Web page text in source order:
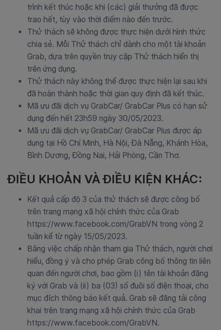
trình kết thúc hoặc khi (các) giải thưởng đã được
trao hết, tùy vào thời điểm nào đến trước.
Thử thách sẽ không được thực hiện dưới hình thức
chia sẻ. Mỗi Thử thách chỉ dành cho một tài khoản
Grab, dựa trên quyền truy cập Thử thách hiển thị
trên ứng dụng.
Thử thách này không thể được thực hiện lại sau khi
đã hoàn thành hoặc thời gian quy định đã kết thúc.
Mã ưu đãi dịch vụ GrabCar/ GrabCar Plus có hạn sử
dụng đến hết 23h59 ngày 30/05/2023.
Mã ưu đãi dịch vụ GrabCar/ GrabCar Plus được áp
dụng tại Hồ Chí Minh, Hà Nội, Đà Nẵng, Khánh Hòa,
Bình Dương, Đồng Nai, Hải Phòng, Cần Thơ.
ĐIỀU KHOẢN VÀ ĐIỀU KIỆN KHÁC:
Kết quả cấp độ 3 của thử thách sẽ được công bố
trên trang mạng xã hội chính thức của Grab
https://www.facebook.com/GrabVN trong vòng 2
tuần kể từ ngày 15/05/2023.
Bằng việc chấp nhận tham gia Thử thách, người chơi
hiểu, đồng ý và cho phép Grab công bố thông tin liên
quan đến người chơi, bao gồm (i) tên tài khoản đăng
ký với Grab và (ii) ba (03) số đuôi số điện thoại, cho
mục đích thông báo kết quả. Grab sẽ đăng tải công
khai trên trang mạng xã hội chính thức của Grab
https://www.facebook.com/GrabVN.